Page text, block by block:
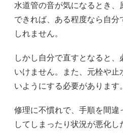
水道管の音が気になるとき
できれば、ある程度なら自分
しれません。
しかし自分で直すとなると、
いけません。また、元栓や止
いようにする必要があります。
修理に不慣れで、手順を間違
してしまったり状況が悪化